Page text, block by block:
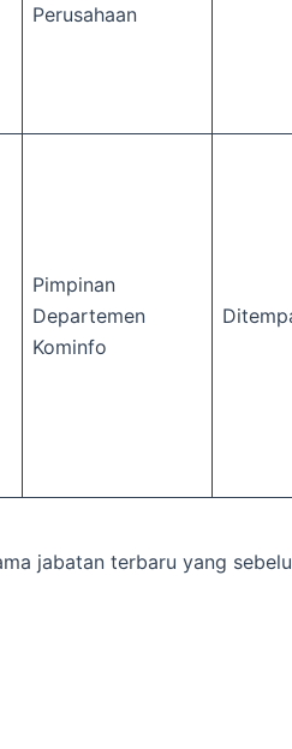
Perusahaan
Pimpinan
Departemen
Kominfo
jabatan terbaru yang